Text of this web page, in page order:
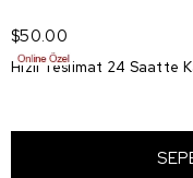
$50.00
Hızlı Teslimat 24 Saatte